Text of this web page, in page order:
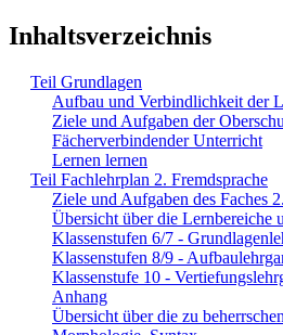
Inhaltsverzeichnis
Teil Grundlagen
Aufbau und Verbindlichkeit der
Ziele und Aufgaben der
Fächerverbindender Unterricht
Lernen lernen
Teil Fachlehrplan 2. Fremdsprache
Ziele und Aufgaben des Faches
Übersicht über die Lernbereiche
Klassenstufen 6/7 -
Klassenstufen 8/9 -
Klassenstufe 10 -
Anhang
Übersicht über die zu